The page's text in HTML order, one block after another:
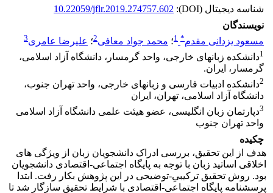
شناسه دیجیتال (DOI):
10.22059/jflr.2019.274757.602
نویسندگان
مسعود یزدانی مقدم*
1؛ محمد جواد معافی2؛ علیرضا عامری3
1دانشکده زبانهای خارجی، واحد گرمسار، دانشگاه آزاد اسلامی،
گرمسار، ایران.
2دانشکده ادبیات فارسی و زبانهای خارجی، واحد تهران جنوب،
دانشگاه آزاد اسلامی، تهران، ایران
3دپارتمان زبان انگلیسی، عضو هیئت علمی دانشگاه آزاد اسلامی
واحد تهران جنوب
چکیده
هدف از این تحقیق، بررسی ادراک دانشجویان زبان از ویژگی های
اخلاقی اساتید زبان با توجه به پایگاه اجتماعی-اقتصادی دانشجویان
بود. روش تحقیق ترکیبیِ-توضیحی در این پژوهش بکار رفت. ابتدا
پرسشنامه پایگاه اجتماعی-اقتصادی با شرایط تحقیق سازگار شد تا